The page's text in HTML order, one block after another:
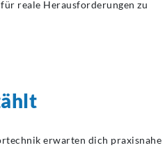
reale Herausforderungen zu
erwarten dich praxisnahe